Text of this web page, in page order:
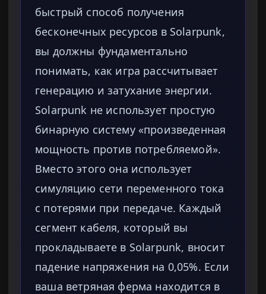
быстрый способ получения
бесконечных ресурсов в Solarpunk,
вы должны фундаментально
понимать, как игра рассчитывает
генерацию и затухание энергии.
Solarpunk не использует простую
бинарную систему «произведенная
мощность против потребляемой».
Вместо этого она использует
симуляцию сети переменного тока
с потерями при передаче. Каждый
сегмент кабеля, который вы
прокладываете в Solarpunk, вносит
падение напряжения на 0,05%. Если
ваша ветряная ферма находится в